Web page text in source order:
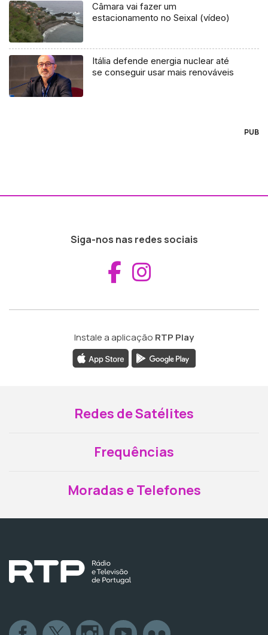
Câmara vai fazer um
estacionamento no Seixal (vídeo)
Itália defende energia nuclear até
se conseguir usar mais renováveis
PUB
Siga-nos nas redes sociais
Aceder ao
Instale a aplicação RTP Play
Redes de Satélites
Frequências
Moradas e Telefones